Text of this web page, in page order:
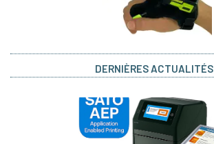
DERNIÈRES ACTUALITÉS